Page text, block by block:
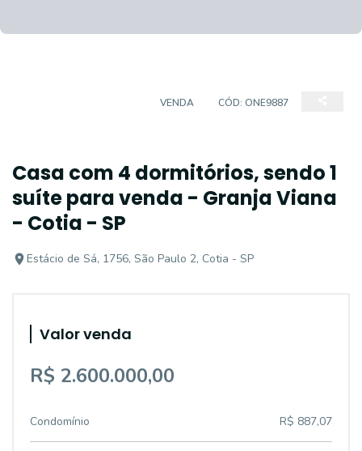
VENDA CÓD: ONE9887
Casa com 4 dormitórios, sendo 1
suíte para venda - Granja Viana
- Cotia - SP
Estácio de Sá, 1756, São Paulo 2, Cotia - SP
Valor venda
R$ 2.600.000,00
Condomínio R$ 887,07